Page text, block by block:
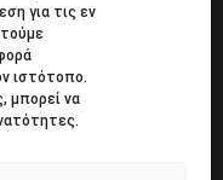
για τις εν
ιστότοπο.
μπορεί να